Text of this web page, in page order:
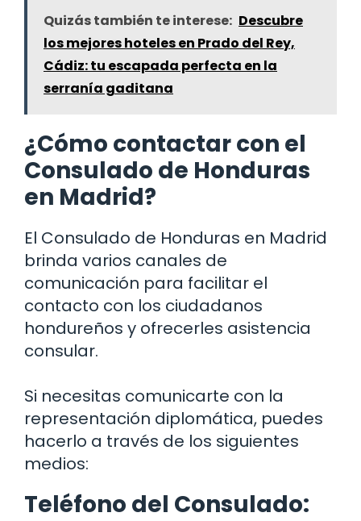
Quizás también te interese: Descubre
los mejores hoteles en Prado del Rey,
Cádiz: tu escapada perfecta en la
serranía gaditana
¿Cómo contactar con el
Consulado de Honduras
en Madrid?
El Consulado de Honduras en Madrid
brinda varios canales de
comunicación para facilitar el
contacto con los ciudadanos
hondureños y ofrecerles asistencia
consular.
Si necesitas comunicarte con la
representación diplomática, puedes
hacerlo a través de los siguientes
medios:
Teléfono del Consulado: